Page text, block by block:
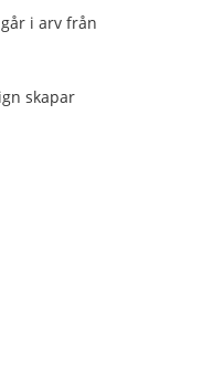
i arv från
skapar